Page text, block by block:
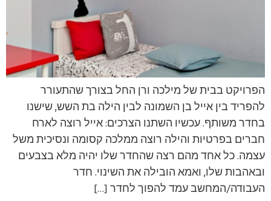
הפרויקט בבית של מילכה ורן החל בצורך שהתעורר
להפריד בין אייל בן השמונה לבין הילה בת השש, שישנו
בחדר משותף. עכשיו השתנו הצרכים: אייל רוצה לארח
חברים בפרטיות והילה רוצה ממלכה קסומה ונסיכית משל
עצמה. כל אחד מהם רצה שהחדר שלו יהיה מלא בצבעים
ובאהבות שלו, ואמא הובילה את השינוי. חדר
העבודה/המחשב עמד להפוך לחדר […]